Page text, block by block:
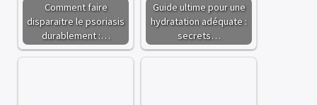
Comment faire
disparaitre le psoriasis
durablement :…
Guide ultime pour une
hydratation adéquate :
secrets…